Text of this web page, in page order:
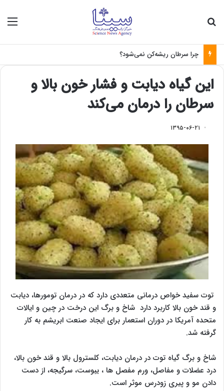
چرا سرطان ریشه‌کن نمی‌شود؟
این گیاه دیابت و فشار خون بالا و
سرطان را درمان می‌کند
۱۳۹۵-۰۶-۲۱
توت سفید خواص درمانی متعددی دارد که در درمان تومورها، دیابت
و قند خون بالا کاربرد دارد شاخ و برگ این درخت در چین و ایالات
متحده آمریکا در دوران استعمار برای ایجاد صنعت ابریشم به کار
گرفته شد.
شاخ و برگ گیاه توت در درمان دیابت، کلسترول بالا و قند خون بالا،
درد عضلات و مفاصل، ورم مفصل ها ، یبوست، سرگیجه، از دست
دادن مو و پیری زودرس موثر است.